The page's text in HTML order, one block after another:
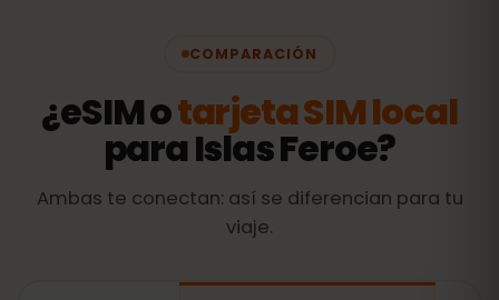
COMPARACIÓN
¿eSIM otarjeta SIM local
para Islas Feroe?
Ambas te conectan: así se diferencian para tu
viaje.